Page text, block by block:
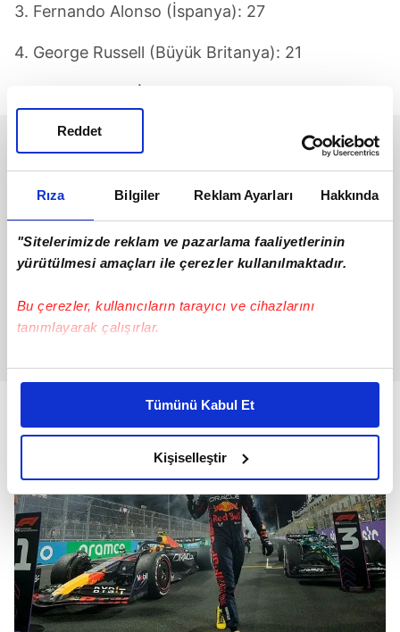
Rıza Bilgiler Reklam Ayarları Hakkında
"Sitelerimizde reklam ve pazarlama faaliyetlerinin
yürütülmesi amaçları ile çerezler kullanılmaktadır.
Bu çerezler, kullanıcıların tarayıcı ve cihazlarını
tanımlayarak çalışırlar.
Bu çerezlere izin vermeniz halinde sizlere özel
daha iyi reklam deneyimi yaşatabiliriz. Bunu yaparken
amacımızın size daha iyi bir reklam deneyimi sunmak
olduğunu ve sizlere en iyi içerikleri sunabilmek adına
elimizden gelen çabayı gösterdiğimizi ve bu noktada,
reklamların maliyetlerimizi karşılamak noktasında tek gelir
kalemimiz olduğunu sizlere hatırlatmak isteriz.
Her halükârda, kullanıcılar, bu çerezlere izin vermedikleri
takdirde, kullanıcılara hedefli reklamlar
gösterilmeyecektir."
Tümünü Kabul Et
Kişiselleştir
Reddet
3. Fernando Alonso (İspanya): 27
4. George Russell (Büyük Britanya): 21